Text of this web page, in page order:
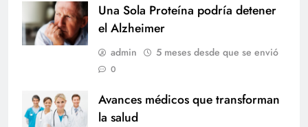
Una Sola Proteína podría detener
el Alzheimer
admin 5 meses desde que se envió
0
Avances médicos que transforman
la salud